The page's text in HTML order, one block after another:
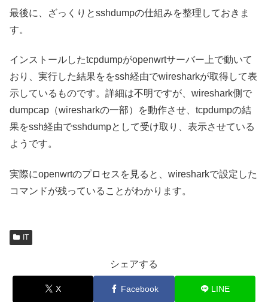
最後に、ざっくりとsshdumpの仕組みを整理しておきま
す。
インストールしたtcpdumpがopenwrtサーバー上で動いて
おり、実行した結果ををssh経由でwiresharkが取得して表
示しているものです。詳細は不明ですが、wireshark側で
dumpcap（wiresharkの一部）を動作させ、tcpdumpの結
果をssh経由でsshdumpとして受け取り、表示させている
ようです。
実際にopenwrtのプロセスを見ると、wiresharkで設定した
コマンドが残っていることがわかります。
IT
シェアする
X Facebook LINE